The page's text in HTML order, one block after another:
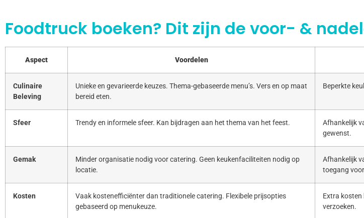
Foodtruck boeken? Dit zijn de voor- &
Aspect Voordelen
Culinaire
Beleving
Unieke en gevarieerde keuzes. Thema-gebaseerde menu’s. Vers en op maat
bereid eten.
Beperkte
Sfeer Trendy en informele sfeer. Kan bijdragen aan het thema van het feest.
Afhankelijk
gewenst.
Gemak
Minder organisatie nodig voor catering. Geen keukenfaciliteiten nodig op
locatie.
Afhankelijk
toegang
Kosten
Vaak kostenefficiënter dan traditionele catering. Flexibele prijsopties
gebaseerd op menukeuze.
Extra
verzoeken.